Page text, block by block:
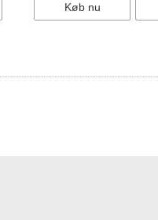
Køb nu